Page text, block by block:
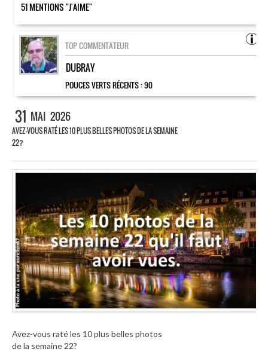
51 MENTIONS "J'AIME"
TOP COMMENTATEUR
DUBRAY
POUCES VERTS RÉCENTS :90
31 MAI 2026
AVEZ-VOUS RATÉ LES 10 PLUS BELLES PHOTOS DE LA SEMAINE
22?
Avez-vous raté les 10 plus belles photos
de la semaine 22?